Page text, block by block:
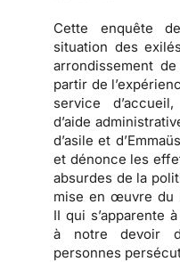
Cette enquête
situation des
arrondissement
partir de
service
d’aide
d’asile et
et dénonce les
absurdes de la
mise en œuvre du
II qui s’apparente
à notre devoir
personnes